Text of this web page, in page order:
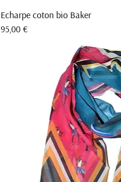
Aperçu
Echarpe coton bio Baker
Prix
95,00 €